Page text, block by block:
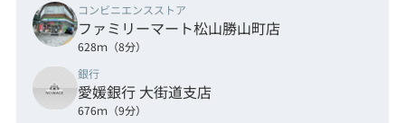
コンビニエンスストア
ファミリーマート松山勝山町店
628ｍ（8分）
銀行
愛媛銀行 大街道支店
676ｍ（9分）